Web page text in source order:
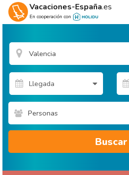
Vacaciones-España.es
En cooperación con
Personas
Buscar